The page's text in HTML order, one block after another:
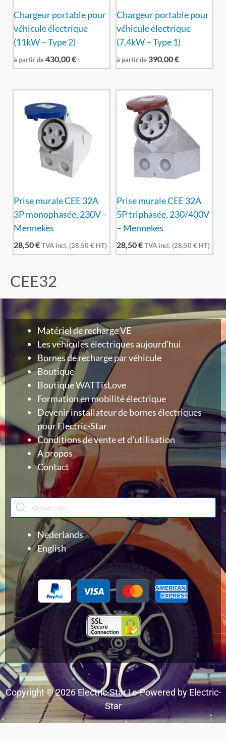
Chargeur portable pour
véhicule électrique
(11kW – Type 2)
à partir de430,00€
Chargeur portable pour
véhicule électrique
(7,4kW – Type 1)
à partir de 390,00€
Prise murale CEE 32A
3P monophasée, 230V –
Mennekes
28,50€TVA incl. (28,50€ HT)
Prise murale CEE 32A
5P triphasée, 230/400V
– Mennekes
28,50€TVA incl. (28,50€ HT)
CEE32
Matériel de recharge VE
Les véhicules électriques aujourd’hui
Bornes de recharge par véhicule
Boutique
Boutique WATTisLove
Formation en mobilité électrique
Devenir installateur de bornes électriques
pour Electric-Star
Conditions de vente et d’utilisation
A propos
Contact
Recherche
de
produits
Nederlands
English
Menu
Copyright © 2026 Electric-Star | e-Powered by Electric-
Star